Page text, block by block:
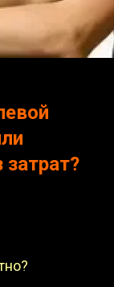
затрат?